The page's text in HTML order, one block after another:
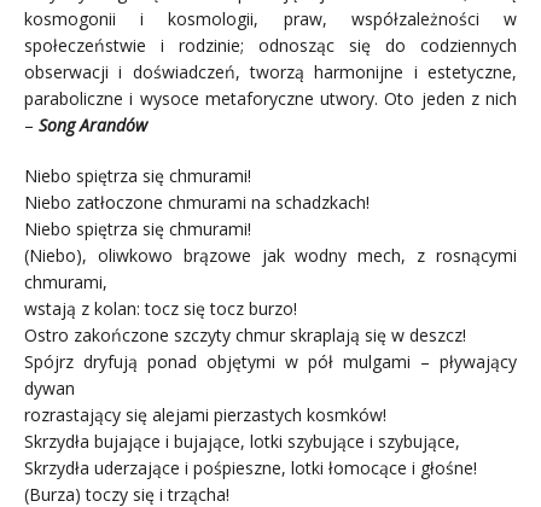
kosmogonii i kosmologii, praw, współzależności w
społeczeństwie i rodzinie; odnosząc się do codziennych
obserwacji i doświadczeń, tworzą harmonijne i estetyczne,
paraboliczne i wysoce metaforyczne utwory. Oto jeden z nich
– Song Arandów
Niebo spiętrza się chmurami!
Niebo zatłoczone chmurami na schadzkach!
Niebo spiętrza się chmurami!
(Niebo), oliwkowo brązowe jak wodny mech, z rosnącymi
chmurami,
wstają z kolan: tocz się tocz burzo!
Ostro zakończone szczyty chmur skraplają się w deszcz!
Spójrz dryfują ponad objętymi w pół mulgami – pływający
dywan
rozrastający się alejami pierzastych kosmków!
Skrzydła bujające i bujające, lotki szybujące i szybujące,
Skrzydła uderzające i pośpieszne, lotki łomocące i głośne!
(Burza) toczy się i trzącha!